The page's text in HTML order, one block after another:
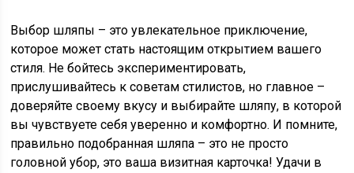
Выбор шляпы – это увлекательное приключение,
которое может стать настоящим открытием вашего
стиля. Не бойтесь экспериментировать,
прислушивайтесь к советам стилистов, но главное –
доверяйте своему вкусу и выбирайте шляпу, в которой
вы чувствуете себя уверенно и комфортно. И помните,
правильно подобранная шляпа – это не просто
головной убор, это ваша визитная карточка! Удачи в